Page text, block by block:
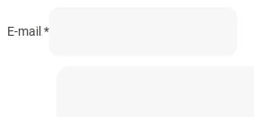
E-mail *